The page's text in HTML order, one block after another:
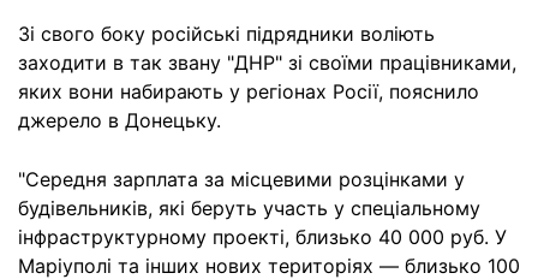
Зі свого боку російські підрядники воліють
заходити в так звану "ДНР" зі своїми працівниками,
яких вони набирають у регіонах Росії, пояснило
джерело в Донецьку.
"Середня зарплата за місцевими розцінками у
будівельників, які беруть участь у спеціальному
інфраструктурному проекті, близько 40 000 руб. У
Маріуполі та інших нових територіях — близько 100